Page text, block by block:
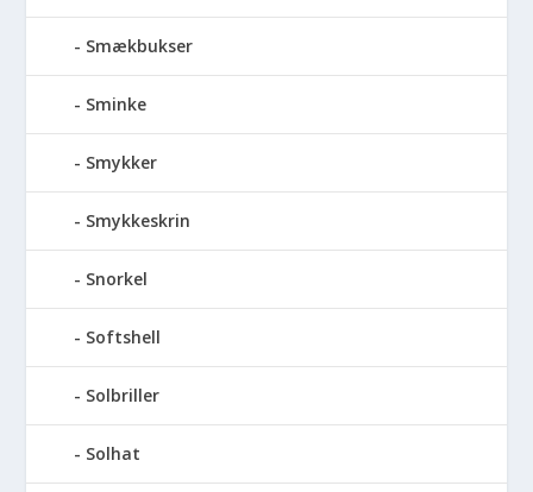
Smækbukser
Sminke
Smykker
Smykkeskrin
Snorkel
Softshell
Solbriller
Solhat